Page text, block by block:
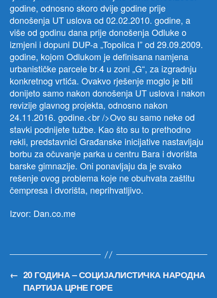
godine, odnosno skoro dvije godine prije
donošenja UT uslova od 02.02.2010. godine, a
više od godinu dana prije donošenja Odluke o
izmjeni i dopuni DUP-a „Topolica I” od 29.09.2009.
godine, kojom Odlukom je definisana namjena
urbanističke parcele br.4 u zoni „G“, za izgradnju
konkretnog vrtića. Ovakvo rješenje moglo je biti
donijeto samo nakon donošenja UT uslova i nakon
revizije glavnog projekta, odnosno nakon
24.11.2016. godine.<br />Ovo su samo neke od
stavki podnijete tužbe. Kao što su to prethodno
rekli, predstavnici Građanske inicijative nastavljaju
borbu za očuvanje parka u centru Bara i dvorišta
barske gimnazije. Oni ponavljaju da je svako
rešenje ovog problema koje ne obuhvata zaštitu
čempresa i dvorišta, neprihvatljivo.
Izvor: Dan.co.me
← 20 ГОДИНА – СОЦИЈАЛИСТИЧКА НАРОДНА
ПАРТИЈА ЦРНЕ ГОРЕ